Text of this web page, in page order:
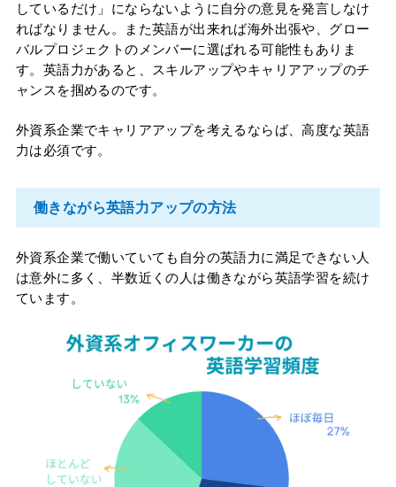
しているだけ」にならないように自分の意見を発言しなけ
ればなりません。また英語が出来れば海外出張や、グロー
バルプロジェクトのメンバーに選ばれる可能性もありま
す。英語力があると、スキルアップやキャリアアップのチ
ャンスを掴めるのです。
外資系企業でキャリアアップを考えるならば、高度な英語
力は必須です。
働きながら英語力アップの方法
外資系企業で働いていても自分の英語力に満足できない人
は意外に多く、半数近くの人は働きながら英語学習を続け
ています。